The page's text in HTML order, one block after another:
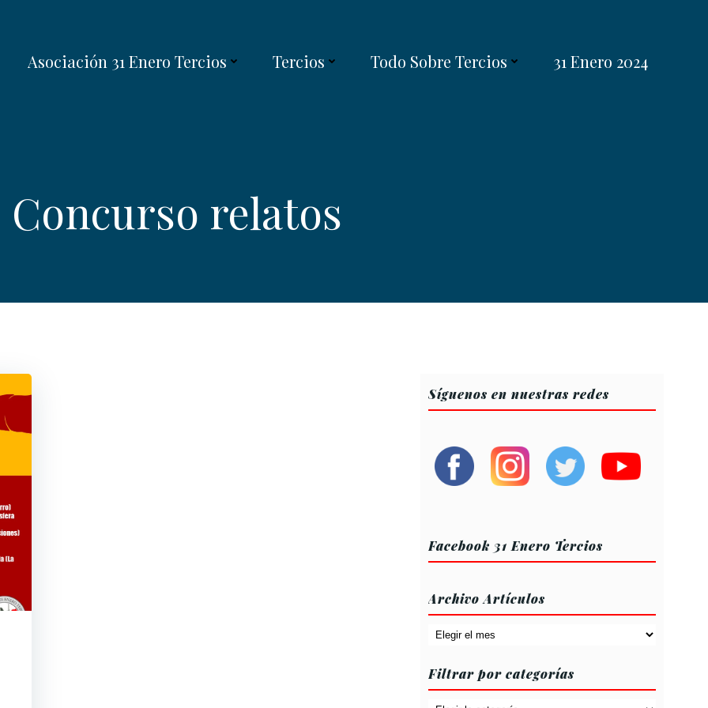
Asociación 31 Enero Tercios Tercios Todo Sobre Tercios 31 Enero 2024
Concurso relatos
Síguenos en nuestras redes
Facebook 31 Enero Tercios
Archivo Artículos
Archivo
Filtrar por categorías